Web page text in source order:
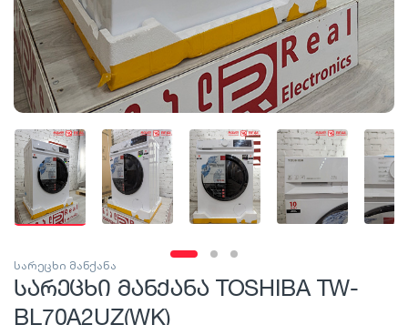
სარეცხი მანქანა
სარეცხი მანქანა TOSHIBA TW-
BL70A2UZ(WK)